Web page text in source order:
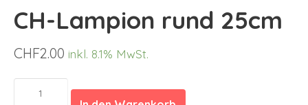
CH-Lampion rund 25cm
CHF2.00 inkl. 8.1% MwSt.
CH-
Lampion